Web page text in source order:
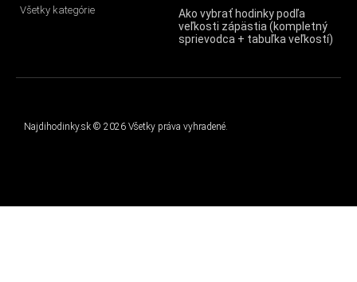
Všetky kategórie
Ako vybrať hodinky podľa
veľkosti zápästia (kompletný
sprievodca + tabuľka veľkostí)
Najdihodinky.sk © 2026 Všetky práva vyhradené.